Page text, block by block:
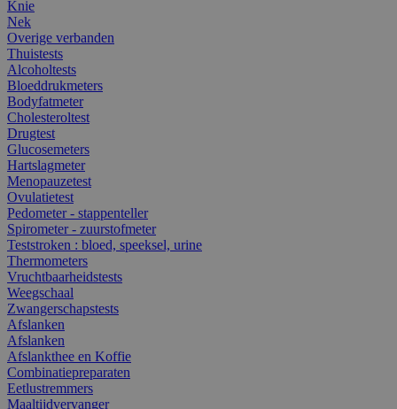
Knie
Nek
Overige verbanden
Thuistests
Alcoholtests
Bloeddrukmeters
Bodyfatmeter
Cholesteroltest
Drugtest
Glucosemeters
Hartslagmeter
Menopauzetest
Ovulatietest
Pedometer - stappenteller
Spirometer - zuurstofmeter
Teststroken : bloed, speeksel, urine
Thermometers
Vruchtbaarheidstests
Weegschaal
Zwangerschapstests
Afslanken
Afslanken
Afslankthee en Koffie
Combinatiepreparaten
Eetlustremmers
Maaltijdvervanger